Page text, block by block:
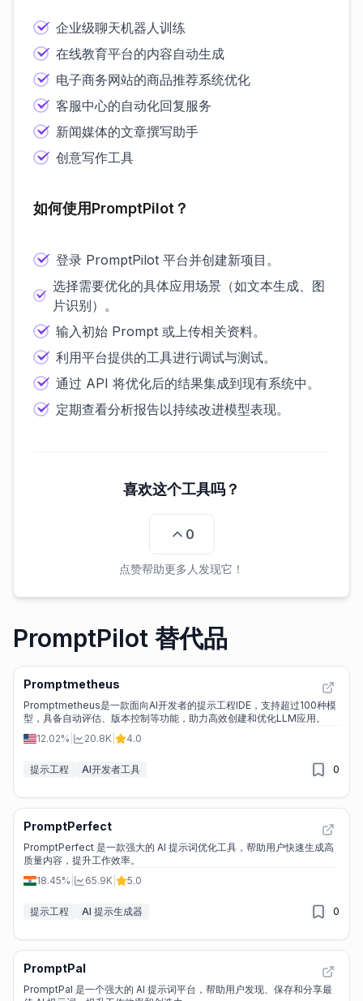
企业级聊天机器人训练
在线教育平台的内容自动生成
电子商务网站的商品推荐系统优化
客服中心的自动化回复服务
新闻媒体的文章撰写助手
创意写作工具
如何使用PromptPilot？
登录 PromptPilot 平台并创建新项目。
选择需要优化的具体应用场景（如文本生成、图
片识别）。
输入初始 Prompt 或上传相关资料。
利用平台提供的工具进行调试与测试。
通过 API 将优化后的结果集成到现有系统中。
定期查看分析报告以持续改进模型表现。
喜欢这个工具吗？
0
点赞帮助更多人发现它！
PromptPilot 替代品
Promptmetheus
Promptmetheus是一款面向AI开发者的提示工程IDE，支持超过100种模
型，具备自动评估、版本控制等功能，助力高效创建和优化LLM应用。
12.02%
20.8K 4.0
提示工程 AI开发者工具 0
PromptPerfect
PromptPerfect 是一款强大的 AI 提示词优化工具，帮助用户快速生成高
质量内容，提升工作效率。
18.45%
65.9K 5.0
提示工程 AI 提示生成器 0
PromptPal
PromptPal 是一个强大的 AI 提示词平台，帮助用户发现、保存和分享最